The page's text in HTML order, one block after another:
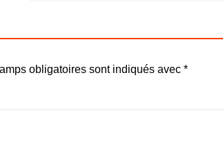
obligatoires sont indiqués avec *